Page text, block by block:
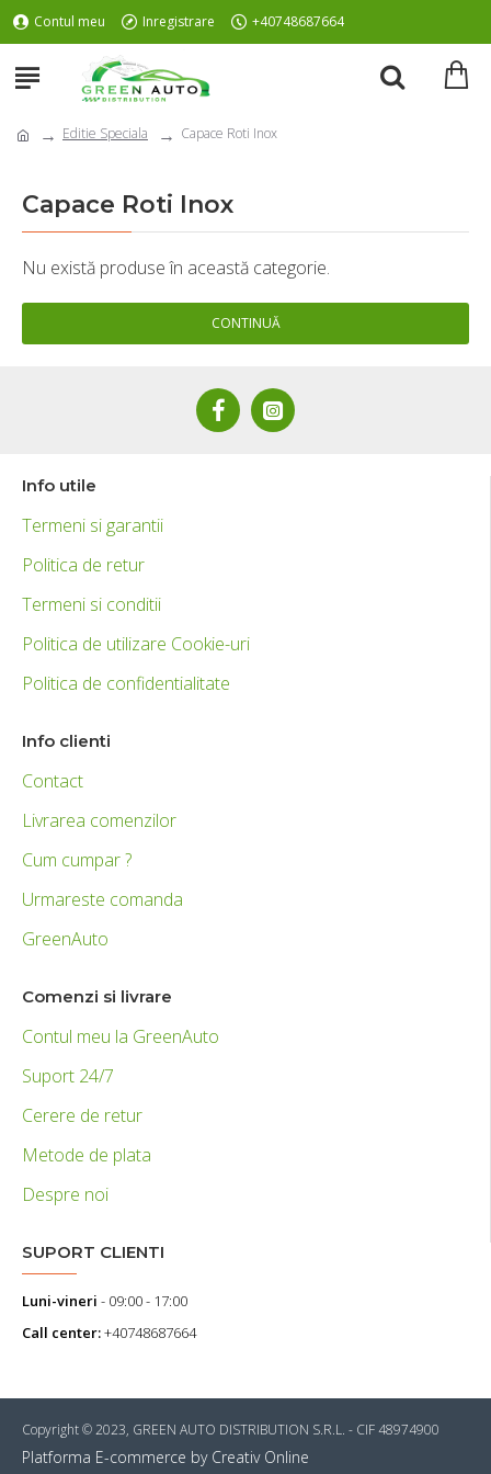
Contul meu Inregistrare +40748687664
Editie Speciala Capace Roti Inox
Capace Roti Inox
Nu există produse în această categorie.
CONTINUĂ
Info utile
Termeni si garantii
Politica de retur
Termeni si conditii
Politica de utilizare Cookie-uri
Politica de confidentialitate
Info clienti
Contact
Livrarea comenzilor
Cum cumpar ?
Urmareste comanda
GreenAuto
Comenzi si livrare
Contul meu la GreenAuto
Suport 24/7
Cerere de retur
Metode de plata
Despre noi
SUPORT CLIENTI
Luni-vineri - 09:00 - 17:00
Call center:+40748687664
Copyright © 2023, GREEN AUTO DISTRIBUTION S.R.L. - CIF 48974900
Platforma E-commerce by Creativ Online